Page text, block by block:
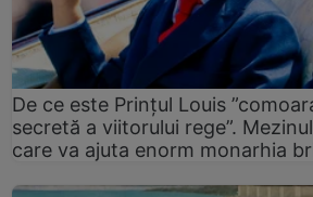
De ce este Prințul Louis
secretă a viitorului rege”.
care va ajuta enorm monarhia